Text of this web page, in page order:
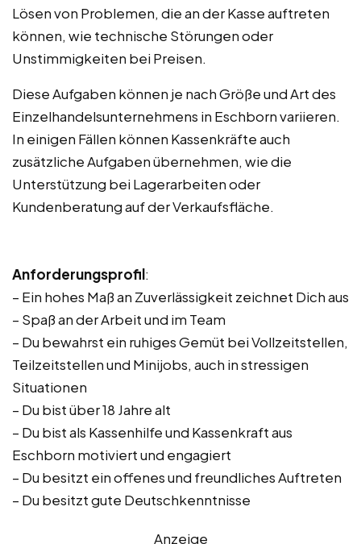
Lösen von Problemen, die an der Kasse auftreten
können, wie technische Störungen oder
Unstimmigkeiten bei Preisen.
Diese Aufgaben können je nach Größe und Art des
Einzelhandelsunternehmens in Eschborn variieren.
In einigen Fällen können Kassenkräfte auch
zusätzliche Aufgaben übernehmen, wie die
Unterstützung bei Lagerarbeiten oder
Kundenberatung auf der Verkaufsfläche.
Anforderungsprofil:
– Ein hohes Maß an Zuverlässigkeit zeichnet Dich aus
– Spaß an der Arbeit und im Team
– Du bewahrst ein ruhiges Gemüt bei Vollzeitstellen,
Teilzeitstellen und Minijobs, auch in stressigen
Situationen
– Du bist über 18 Jahre alt
– Du bist als Kassenhilfe und Kassenkraft aus
Eschborn motiviert und engagiert
– Du besitzt ein offenes und freundliches Auftreten
– Du besitzt gute Deutschkenntnisse
Anzeige